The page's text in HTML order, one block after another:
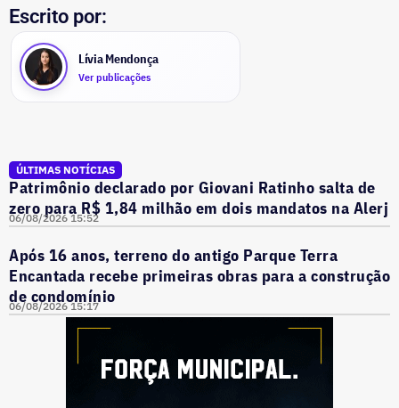
Escrito por:
Lívia Mendonça
Ver publicações
ÚLTIMAS NOTÍCIAS
Patrimônio declarado por Giovani Ratinho salta de
zero para R$ 1,84 milhão em dois mandatos na Alerj
06/08/2026 15:52
Após 16 anos, terreno do antigo Parque Terra
Encantada recebe primeiras obras para a construção
de condomínio
06/08/2026 15:17